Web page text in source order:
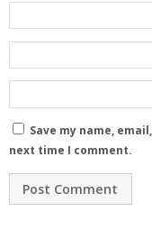
Save my name,
next time I comment.